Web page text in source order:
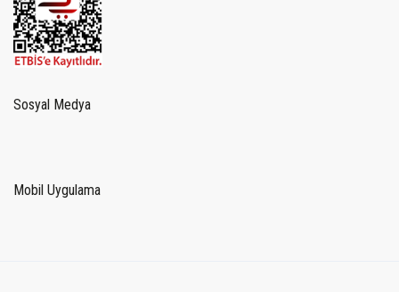
Sosyal Medya
Mobil Uygulama